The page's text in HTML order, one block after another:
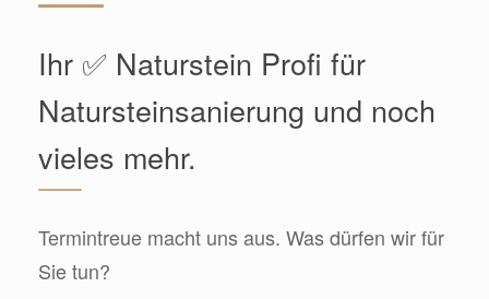
Ihr ✅ Naturstein Profi für
Natursteinsanierung und noch
vieles mehr.
Termintreue macht uns aus. Was dürfen wir für
Sie tun?